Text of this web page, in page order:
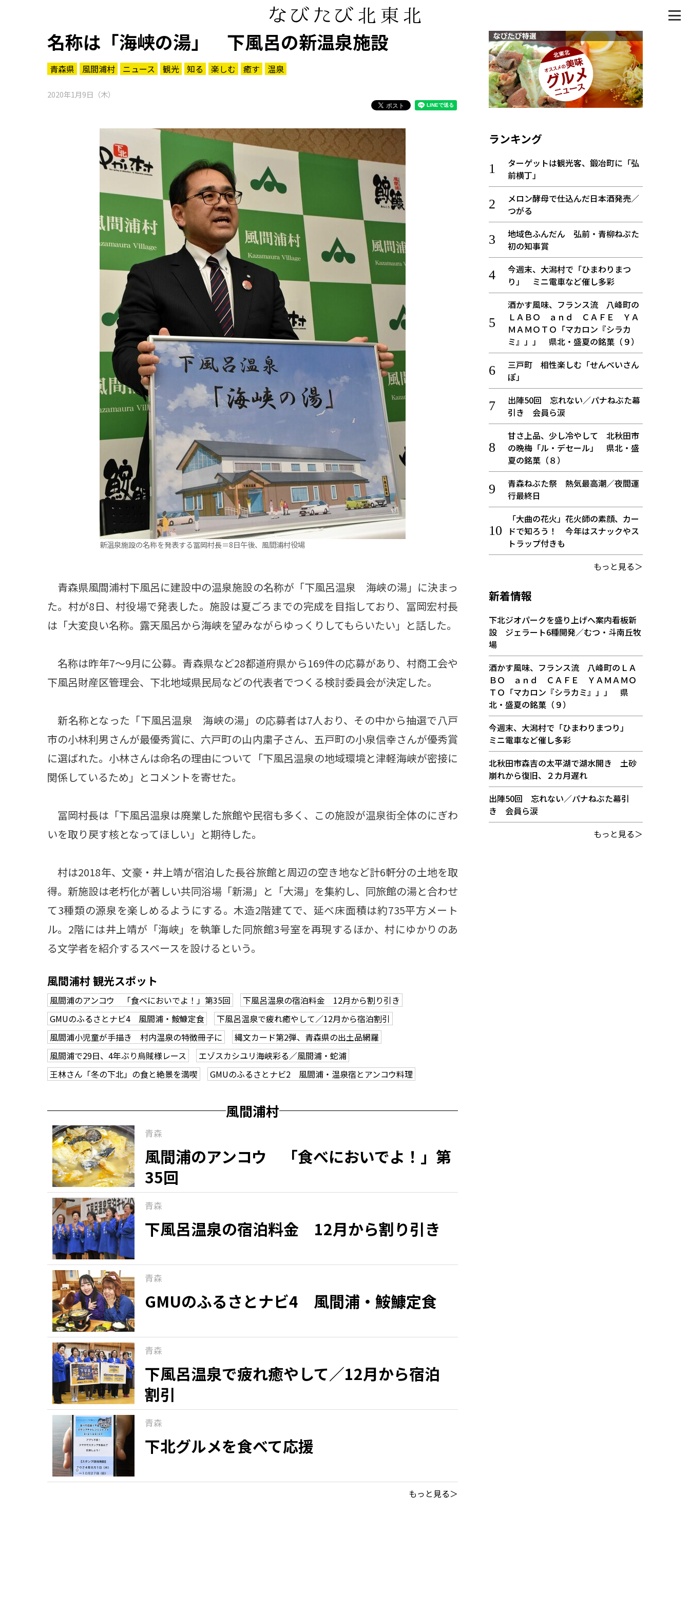
名称は「海峡の湯」 下風呂の新温泉施設
青森県 風間浦村 ニュース 観光 知る 楽しむ 癒す 温泉
2020年1月9日（木）
新温泉施設の名称を発表する冨岡村長＝8日午後、風間浦村役場
青森県風間浦村下風呂に建設中の温泉施設の名称が「下風呂温泉 海峡の湯」に決まっ
た。村が8日、村役場で発表した。施設は夏ごろまでの完成を目指しており、冨岡宏村長
は「大変良い名称。露天風呂から海峡を望みながらゆっくりしてもらいたい」と話した。
名称は昨年7～9月に公募。青森県など28都道府県から169件の応募があり、村商工会や
下風呂財産区管理会、下北地域県民局などの代表者でつくる検討委員会が決定した。
新名称となった「下風呂温泉 海峡の湯」の応募者は7人おり、その中から抽選で八戸
市の小林利男さんが最優秀賞に、六戸町の山内粛子さん、五戸町の小泉信幸さんが優秀賞
に選ばれた。小林さんは命名の理由について「下風呂温泉の地域環境と津軽海峡が密接に
関係しているため」とコメントを寄せた。
冨岡村長は「下風呂温泉は廃業した旅館や民宿も多く、この施設が温泉街全体のにぎわ
いを取り戻す核となってほしい」と期待した。
村は2018年、文豪・井上靖が宿泊した長谷旅館と周辺の空き地など計6軒分の土地を取
得。新施設は老朽化が著しい共同浴場「新湯」と「大湯」を集約し、同旅館の湯と合わせ
て3種類の源泉を楽しめるようにする。木造2階建てで、延べ床面積は約735平方メート
ル。2階には井上靖が「海峡」を執筆した同旅館3号室を再現するほか、村にゆかりのあ
る文学者を紹介するスペースを設けるという。
風間浦村 観光スポット
風間浦のアンコウ 「食べにおいでよ！」第35回
下風呂温泉の宿泊料金 12月から割り引き
GMUのふるさとナビ4 風間浦・鮟鱇定食
下風呂温泉で疲れ癒やして／12月から宿泊割引
風間浦小児童が手描き 村内温泉の特徴冊子に
縄文カード第2弾、青森県の出土品網羅
風間浦で29日、4年ぶり烏賊様レース
エゾスカシユリ海峡彩る／風間浦・蛇浦
王林さん「冬の下北」の食と絶景を満喫
GMUのふるさとナビ2 風間浦・温泉宿とアンコウ料理
風間浦村
青森
風間浦のアンコウ 「食べにおいでよ！」第
35回
青森
下風呂温泉の宿泊料金 12月から割り引き
青森
GMUのふるさとナビ4 風間浦・鮟鱇定食
青森
下風呂温泉で疲れ癒やして／12月から宿泊
割引
青森
下北グルメを食べて応援
もっと見る＞
ランキング
ターゲットは観光客、鍛冶町に「弘
前横丁」
メロン酵母で仕込んだ日本酒発売／
つがる
地域色ふんだん 弘前・青柳ねぷた
初の知事賞
今週末、大潟村で「ひまわりまつ
り」 ミニ電車など催し多彩
酒かす風味、フランス流 八峰町の
ＬＡＢＯ ａｎｄ ＣＡＦＥ ＹＡ
ＭＡＭＯＴＯ「マカロン『シラカ
ミ』」」 県北・盛夏の銘菓（９）
三戸町 相性楽しむ「せんべいさん
ぽ」
出陣50回 忘れない／パナねぶた幕
引き 会員ら涙
甘さ上品、少し冷やして 北秋田市
の晩梅「ル・デセール」 県北・盛
夏の銘菓（８）
青森ねぶた祭 熱気最高潮／夜間運
行最終日
「大曲の花火」花火師の素顔、カー
ドで知ろう！ 今年はスナックやス
トラップ付きも
もっと見る＞
新着情報
下北ジオパークを盛り上げへ案内看板新
設 ジェラート6種開発／むつ・斗南丘牧
場
酒かす風味、フランス流 八峰町のＬＡ
ＢＯ ａｎｄ ＣＡＦＥ ＹＡＭＡＭＯ
ＴＯ「マカロン『シラカミ』」」 県
北・盛夏の銘菓（９）
今週末、大潟村で「ひまわりまつり」
ミニ電車など催し多彩
北秋田市森吉の太平湖で湖水開き 土砂
崩れから復旧、２カ月遅れ
出陣50回 忘れない／パナねぶた幕引
き 会員ら涙
もっと見る＞